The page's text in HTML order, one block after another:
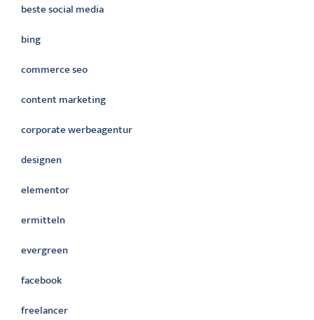
beste social media
bing
commerce seo
content marketing
corporate werbeagentur
designen
elementor
ermitteln
evergreen
facebook
freelancer